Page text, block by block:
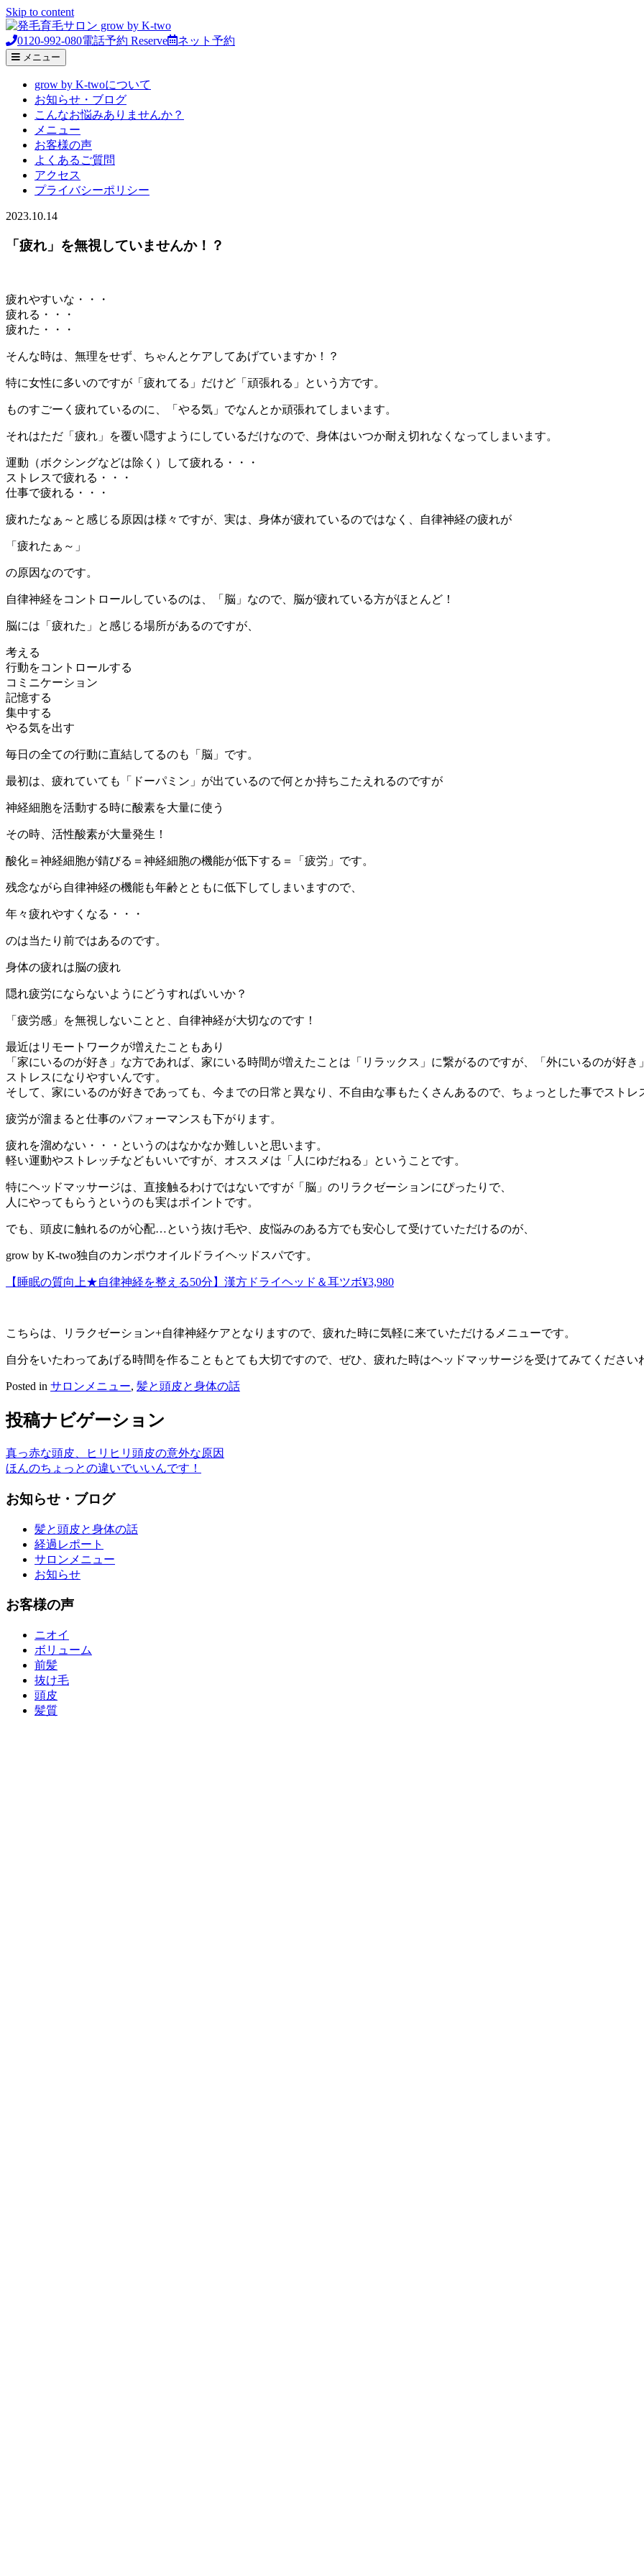
Skip to content
0120-992-080電話予約 Reserve ネット予約
メニュー
grow by K-twoについて
お知らせ・ブログ
こんなお悩みありませんか？
メニュー
お客様の声
よくあるご質問
アクセス
プライバシーポリシー
2023.10.14
「疲れ」を無視していませんか！？
疲れやすいな・・・
疲れる・・・
疲れた・・・
そんな時は、無理をせず、ちゃんとケアしてあげていますか！？
特に女性に多いのですが「疲れてる」だけど「頑張れる」という方です。
ものすごーく疲れているのに、「やる気」でなんとか頑張れてしまいます。
それはただ「疲れ」を覆い隠すようにしているだけなので、身体はいつか耐え切れなくなってしまいます。
運動（ボクシングなどは除く）して疲れる・・・
ストレスで疲れる・・・
仕事で疲れる・・・
疲れたなぁ～と感じる原因は様々ですが、実は、身体が疲れているのではなく、自律神経の疲れが
「疲れたぁ～」
の原因なのです。
自律神経をコントロールしているのは、「脳」なので、脳が疲れている方がほとんど！
脳には「疲れた」と感じる場所があるのですが、
考える
行動をコントロールする
コミニケーション
記憶する
集中する
やる気を出す
毎日の全ての行動に直結してるのも「脳」です。
最初は、疲れていても「ドーパミン」が出ているので何とか持ちこたえれるのですが
神経細胞を活動する時に酸素を大量に使う
その時、活性酸素が大量発生！
酸化＝神経細胞が錆びる＝神経細胞の機能が低下する＝「疲労」です。
残念ながら自律神経の機能も年齢とともに低下してしまいますので、
年々疲れやすくなる・・・
のは当たり前ではあるのです。
身体の疲れは脳の疲れ
隠れ疲労にならないようにどうすればいいか？
「疲労感」を無視しないことと、自律神経が大切なのです！
最近はリモートワークが増えたこともあり
「家にいるのが好き」な方であれば、家にいる時間が増えたことは「リラックス」に繋がるのですが、「外にいるのが好
ストレスになりやすいんです。
そして、家にいるのが好きであっても、今までの日常と異なり、不自由な事もたくさんあるので、ちょっとした事でスト
疲労が溜まると仕事のパフォーマンスも下がります。
疲れを溜めない・・・というのはなかなか難しいと思います。
軽い運動やストレッチなどもいいですが、オススメは「人にゆだねる」ということです。
特にヘッドマッサージは、直接触るわけではないですが「脳」のリラクゼーションにぴったりで、
人にやってもらうというのも実はポイントです。
でも、頭皮に触れるのが心配…という抜け毛や、皮悩みのある方でも安心して受けていただけるのが、
grow by K-two独自のカンポウオイルドライヘッドスパです。
【睡眠の質向上★自律神経を整える50分】漢方ドライヘッド＆耳ツボ¥3,980
こちらは、リラクゼーション+自律神経ケアとなりますので、疲れた時に気軽に来ていただけるメニューです。
自分をいたわってあげる時間を作ることもとても大切ですので、ぜひ、疲れた時はヘッドマッサージを受けてみてください
Posted in サロンメニュー, 髪と頭皮と身体の話
投稿ナビゲーション
真っ赤な頭皮、ヒリヒリ頭皮の意外な原因
ほんのちょっとの違いでいいんです！
お知らせ・ブログ
髪と頭皮と身体の話
経過レポート
サロンメニュー
お知らせ
お客様の声
ニオイ
ボリューム
前髪
抜け毛
頭皮
髪質